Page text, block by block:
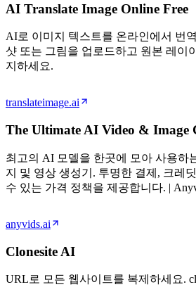
AI Translate Image Online Free
AI로 이미지 텍스트를 온라인에서 번
샷 또는 그림을 업로드하고 원본 레이
지하세요.
translateimage.ai
The Ultimate AI Video & Image
최고의 AI 모델을 한곳에 모아 사용하
지 및 영상 생성기. 투명한 결제, 크레
수 있는 가격 정책을 제공합니다. |
anyvids.ai
Clonesite AI
URL로 모든 웹사이트를 복제하세요.